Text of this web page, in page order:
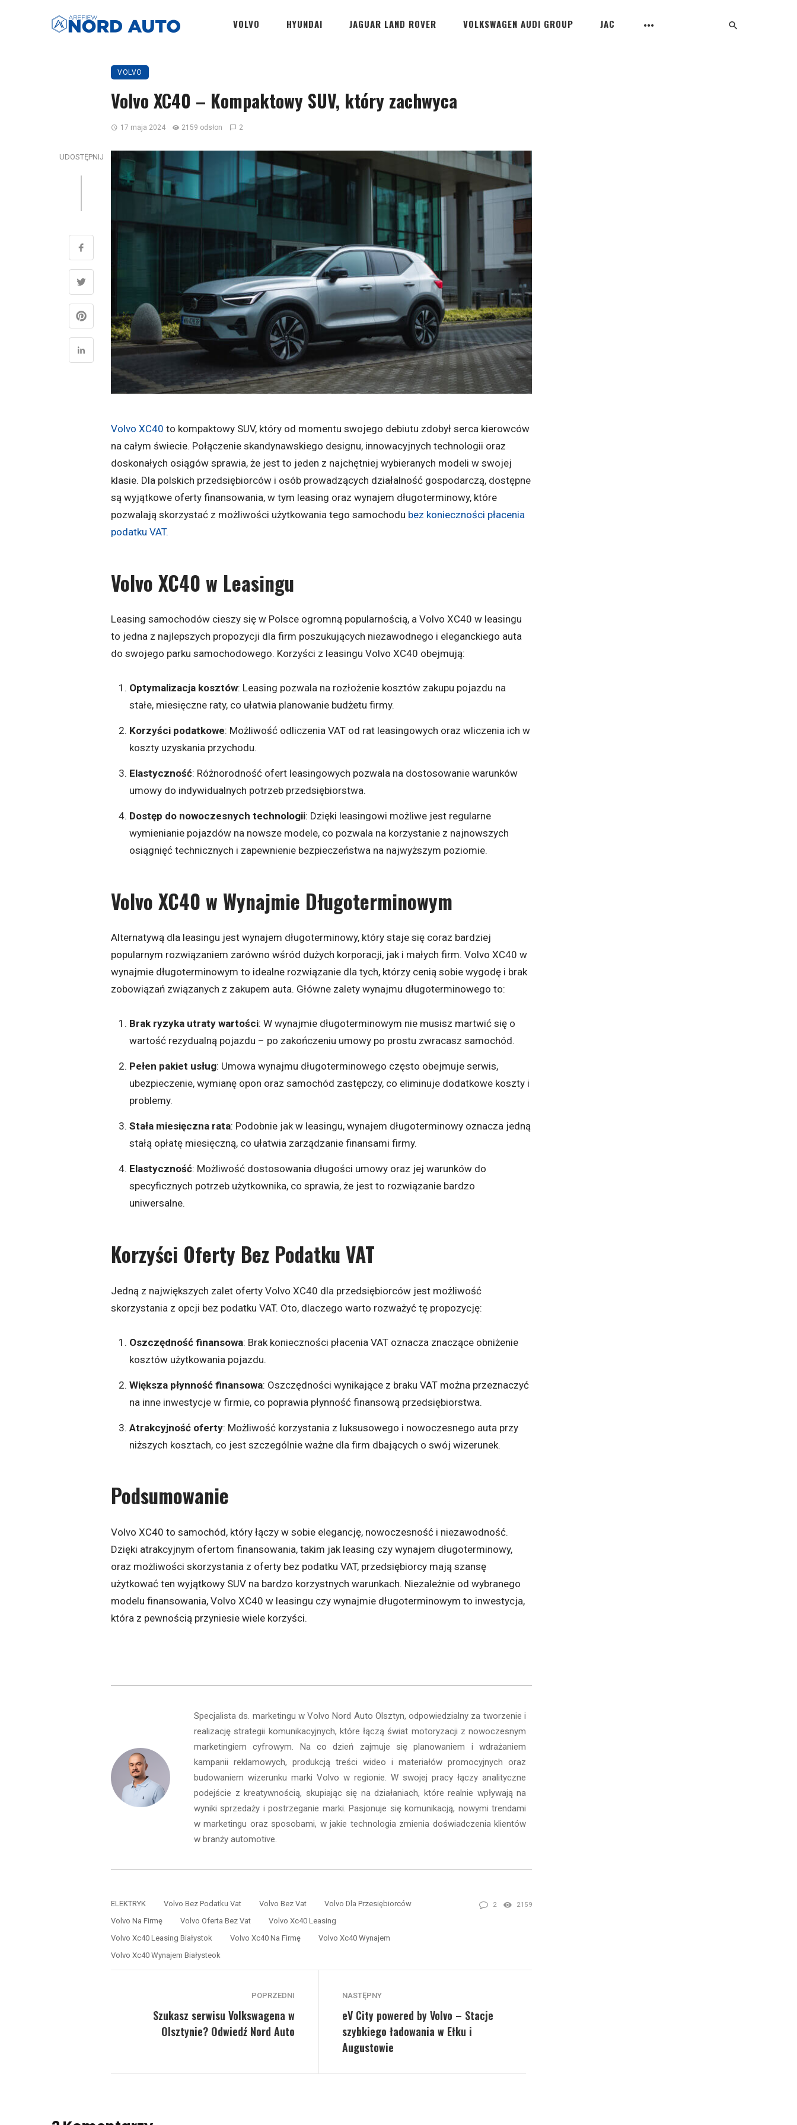
VOLVO HYUNDAI JAGUAR LAND ROVER VOLKSWAGEN AUDI GROUP JAC
VOLVO
Volvo XC40 – Kompaktowy SUV, który zachwyca
17 maja 2024 2159 odsłon 2
UDOSTĘPNIJ
Volvo XC40 to kompaktowy SUV, który od momentu swojego debiutu zdobył serca kierowców
na całym świecie. Połączenie skandynawskiego designu, innowacyjnych technologii oraz
doskonałych osiągów sprawia, że jest to jeden z najchętniej wybieranych modeli w swojej
klasie. Dla polskich przedsiębiorców i osób prowadzących działalność gospodarczą, dostępne
są wyjątkowe oferty finansowania, w tym leasing oraz wynajem długoterminowy, które
pozwalają skorzystać z możliwości użytkowania tego samochodu bez konieczności płacenia
podatku VAT.
Volvo XC40 w Leasingu
Leasing samochodów cieszy się w Polsce ogromną popularnością, a Volvo XC40 w leasingu
to jedna z najlepszych propozycji dla firm poszukujących niezawodnego i eleganckiego auta
do swojego parku samochodowego. Korzyści z leasingu Volvo XC40 obejmują:
Optymalizacja kosztów: Leasing pozwala na rozłożenie kosztów zakupu pojazdu na
stałe, miesięczne raty, co ułatwia planowanie budżetu firmy.
Korzyści podatkowe: Możliwość odliczenia VAT od rat leasingowych oraz wliczenia ich w
koszty uzyskania przychodu.
Elastyczność: Różnorodność ofert leasingowych pozwala na dostosowanie warunków
umowy do indywidualnych potrzeb przedsiębiorstwa.
Dostęp do nowoczesnych technologii: Dzięki leasingowi możliwe jest regularne
wymienianie pojazdów na nowsze modele, co pozwala na korzystanie z najnowszych
osiągnięć technicznych i zapewnienie bezpieczeństwa na najwyższym poziomie.
Volvo XC40 w Wynajmie Długoterminowym
Alternatywą dla leasingu jest wynajem długoterminowy, który staje się coraz bardziej
popularnym rozwiązaniem zarówno wśród dużych korporacji, jak i małych firm. Volvo XC40 w
wynajmie długoterminowym to idealne rozwiązanie dla tych, którzy cenią sobie wygodę i brak
zobowiązań związanych z zakupem auta. Główne zalety wynajmu długoterminowego to:
Brak ryzyka utraty wartości: W wynajmie długoterminowym nie musisz martwić się o
wartość rezydualną pojazdu – po zakończeniu umowy po prostu zwracasz samochód.
Pełen pakiet usług: Umowa wynajmu długoterminowego często obejmuje serwis,
ubezpieczenie, wymianę opon oraz samochód zastępczy, co eliminuje dodatkowe koszty i
problemy.
Stała miesięczna rata: Podobnie jak w leasingu, wynajem długoterminowy oznacza jedną
stałą opłatę miesięczną, co ułatwia zarządzanie finansami firmy.
Elastyczność: Możliwość dostosowania długości umowy oraz jej warunków do
specyficznych potrzeb użytkownika, co sprawia, że jest to rozwiązanie bardzo
uniwersalne.
Korzyści Oferty Bez Podatku VAT
Jedną z największych zalet oferty Volvo XC40 dla przedsiębiorców jest możliwość
skorzystania z opcji bez podatku VAT. Oto, dlaczego warto rozważyć tę propozycję:
Oszczędność finansowa: Brak konieczności płacenia VAT oznacza znaczące obniżenie
kosztów użytkowania pojazdu.
Większa płynność finansowa: Oszczędności wynikające z braku VAT można przeznaczyć
na inne inwestycje w firmie, co poprawia płynność finansową przedsiębiorstwa.
Atrakcyjność oferty: Możliwość korzystania z luksusowego i nowoczesnego auta przy
niższych kosztach, co jest szczególnie ważne dla firm dbających o swój wizerunek.
Podsumowanie
Volvo XC40 to samochód, który łączy w sobie elegancję, nowoczesność i niezawodność.
Dzięki atrakcyjnym ofertom finansowania, takim jak leasing czy wynajem długoterminowy,
oraz możliwości skorzystania z oferty bez podatku VAT, przedsiębiorcy mają szansę
użytkować ten wyjątkowy SUV na bardzo korzystnych warunkach. Niezależnie od wybranego
modelu finansowania, Volvo XC40 w leasingu czy wynajmie długoterminowym to inwestycja,
która z pewnością przyniesie wiele korzyści.
Specjalista ds. marketingu w Volvo Nord Auto Olsztyn, odpowiedzialny za tworzenie i
realizację strategii komunikacyjnych, które łączą świat motoryzacji z nowoczesnym
marketingiem cyfrowym. Na co dzień zajmuje się planowaniem i wdrażaniem
kampanii reklamowych, produkcją treści wideo i materiałów promocyjnych oraz
budowaniem wizerunku marki Volvo w regionie. W swojej pracy łączy analityczne
podejście z kreatywnością, skupiając się na działaniach, które realnie wpływają na
wyniki sprzedaży i postrzeganie marki. Pasjonuje się komunikacją, nowymi trendami
w marketingu oraz sposobami, w jakie technologia zmienia doświadczenia klientów
w branży automotive.
ELEKTRYK Volvo Bez Podatku Vat Volvo Bez Vat
Volvo Dla Przesiębiorców
Volvo Na Firmę
Volvo Oferta Bez Vat
Volvo Xc40 Leasing
Volvo Xc40 Leasing Białystok
Volvo Xc40 Na Firmę
Volvo Xc40 Wynajem
Volvo Xc40 Wynajem Białysteok
2 2159
POPRZEDNI
Szukasz serwisu Volkswagena w
Olsztynie? Odwiedź Nord Auto
NASTĘPNY
eV City powered by Volvo – Stacje
szybkiego ładowania w Ełku i
Augustowie